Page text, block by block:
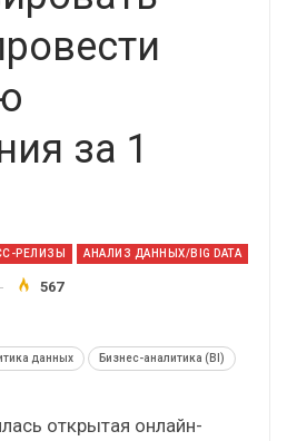
за 1
РЕЛИЗЫ АНАЛИЗ ДАННЫХ/BIG DATA
567
данных Бизнес-аналитика (BI)
открытая онлайн-